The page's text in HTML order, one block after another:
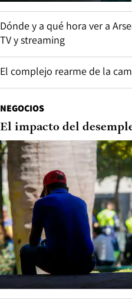
Dónde y a qué hora ver a
TV y streaming
El complejo rearme de la
NEGOCIOS
El impacto del